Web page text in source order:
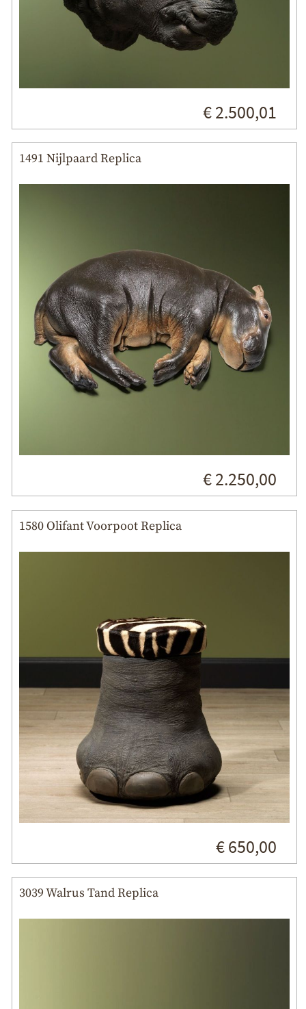
€ 2.500,01
1491 Nijlpaard Replica
€ 2.250,00
1580 Olifant Voorpoot Replica
€ 650,00
3039 Walrus Tand Replica